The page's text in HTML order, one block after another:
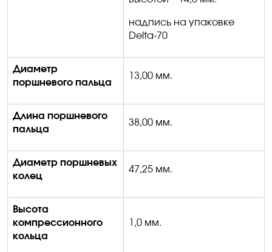
надпись на упаковке
Delta-70
Диаметр
поршневого пальца
13,00 мм.
Длина поршневого
пальца
38,00 мм.
Диаметр поршневых
колец
47,25 мм.
Высота
компрессионного
кольца
1,0 мм.